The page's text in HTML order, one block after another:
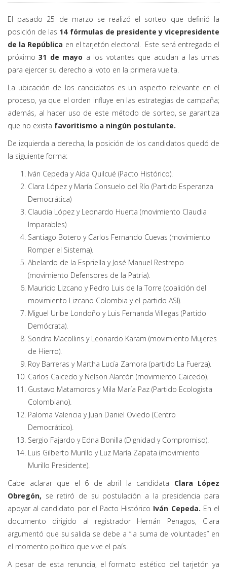
El pasado 25 de marzo se realizó el sorteo que definió la
posición de las 14 fórmulas de presidente y vicepresidente
de la República en el tarjetón electoral. Este será entregado el
próximo31 de mayo a los votantes que acudan a las urnas
para ejercer su derecho al voto en la primera vuelta.
La ubicación de los candidatos es un aspecto relevante en el
proceso, ya que el orden influye en las estrategias de campaña;
además, al hacer uso de este método de sorteo, se garantiza
que no exista favoritismo a ningún postulante.
De izquierda a derecha, la posición de los candidatos quedó de
la siguiente forma:
Iván Cepeda y Aída Quilcué (Pacto Histórico).
Clara López y María Consuelo del Río (Partido Esperanza
Democrática)
Claudia López y Leonardo Huerta (movimiento Claudia
Imparables)
Santiago Botero y Carlos Fernando Cuevas (movimiento
Romper el Sistema).
Abelardo de la Espriella y José Manuel Restrepo
(movimiento Defensores de la Patria).
Mauricio Lizcano y Pedro Luis de la Torre (coalición del
movimiento Lizcano Colombia y el partido ASI).
Miguel Uribe Londoño y Luis Fernanda Villegas (Partido
Demócrata).
Sondra Macollins y Leonardo Karam (movimiento Mujeres
de Hierro).
Roy Barreras y Martha Lucía Zamora (partido La Fuerza).
Carlos Caicedo y Nelson Alarcón (movimiento Caicedo).
Gustavo Matamoros y Mila María Paz (Partido Ecologista
Colombiano).
Paloma Valencia y Juan Daniel Oviedo (Centro
Democrático).
Sergio Fajardo y Edna Bonilla (Dignidad y Compromiso).
Luis Gilberto Murillo y Luz María Zapata (movimiento
Murillo Presidente).
Cabe aclarar que el 6 de abril la candidata Clara López
Obregón, se retiró de su postulación a la presidencia para
apoyar al candidato por el Pacto Histórico Iván Cepeda. En el
documento dirigido al registrador Hernán Penagos, Clara
argumentó que su salida se debe a “la suma de voluntades” en
el momento político que vive el país.
A pesar de esta renuncia, el formato estético del tarjetón ya